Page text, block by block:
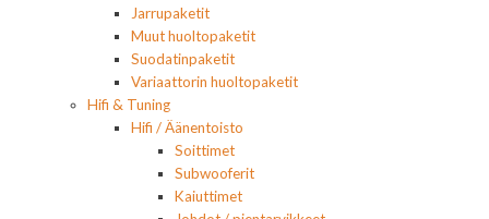
Jarrupaketit
Muut huoltopaketit
Suodatinpaketit
Variaattorin huoltopaketit
Hifi & Tuning
Hifi / Äänentoisto
Soittimet
Subwooferit
Kaiuttimet